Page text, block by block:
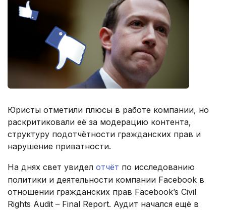
Юристы отметили плюсы в работе компании, но
раскритиковали её за модерацию контента,
структуру подотчётности гражданских прав и
нарушение приватности.
На днях свет увидел отчёт по исследованию
политики и деятельности компании Facebook в
отношении гражданских прав Facebook’s Civil
Rights Audit – Final Report. Аудит начался ещё в